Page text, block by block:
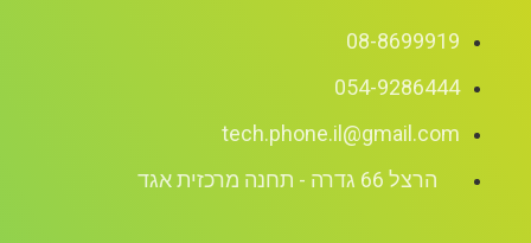
08-8699919
054-9286444
tech.phone.il@gmail.com
הרצל 66 גדרה - תחנה מרכזית אגד